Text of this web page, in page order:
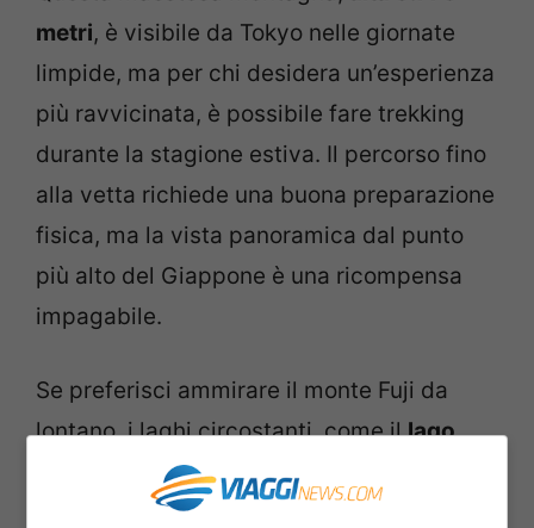
metri, è visibile da Tokyo nelle giornate
limpide, ma per chi desidera un’esperienza
più ravvicinata, è possibile fare trekking
durante la stagione estiva. Il percorso fino
alla vetta richiede una buona preparazione
fisica, ma la vista panoramica dal punto
più alto del Giappone è una ricompensa
impagabile.
Se preferisci ammirare il monte Fuji da
lontano, i laghi circostanti, come illago
, offrono panorami spettacolari,
perfetti per scattare foto memorabili. Il